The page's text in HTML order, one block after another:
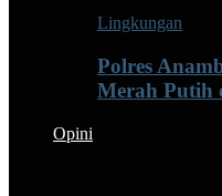
Lingkungan
Polres
Merah Putih
Opini